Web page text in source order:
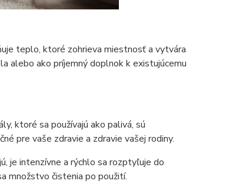
teplo, ktoré zohrieva miestnosť a vytvára
alebo ako príjemný doplnok k existujúcemu
ktoré sa používajú ako palivá, sú
pre vaše zdravie a zdravie vašej rodiny.
je intenzívne a rýchlo sa rozptyľuje do
množstvo čistenia po použití.